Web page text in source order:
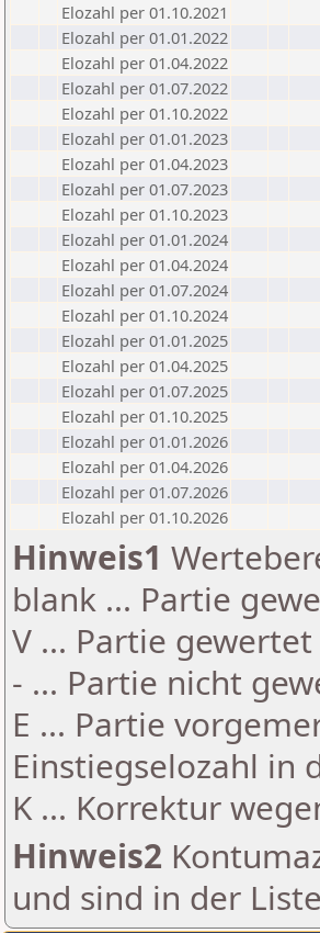
Elozahl per 01.10.2021
Elozahl per 01.01.2022
Elozahl per 01.04.2022
Elozahl per 01.07.2022
Elozahl per 01.10.2022
Elozahl per 01.01.2023
Elozahl per 01.04.2023
Elozahl per 01.07.2023
Elozahl per 01.10.2023
Elozahl per 01.01.2024
Elozahl per 01.04.2024
Elozahl per 01.07.2024
Elozahl per 01.10.2024
Elozahl per 01.01.2025
Elozahl per 01.04.2025
Elozahl per 01.07.2025
Elozahl per 01.10.2025
Elozahl per 01.01.2026
Elozahl per 01.04.2026
Elozahl per 01.07.2026
Elozahl per 01.10.2026
Hinweis1
blank ... Partie
V ... Partie
- ... Partie nicht
E ... Partie
Einstiegselozahl in
K ... Korrektur
Hinweis2
und sind in der